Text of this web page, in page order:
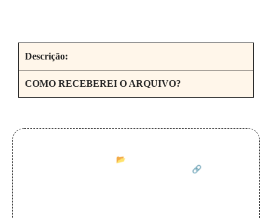
Descrição:
COMO RECEBEREI O ARQUIVO?
📂 Arquivos em PDF com propostas
🔗 Conheça